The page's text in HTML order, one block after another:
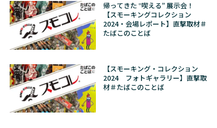
帰ってきた ‟喫える” 展示会！
【スモーキングコレクション
2024・会場レポート】直撃取材＃
たばこのことば
【スモーキング・コレクション
2024 フォトギャラリー】直撃取
材＃たばこのことば